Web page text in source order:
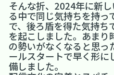
そんな折、2024年に新
る中で同じ気持ちを持っ
で、後ろ盾を得た気持
を起こしました。あまり
の勢いがなくなると思っ
ールスタートで早く形
備しました。